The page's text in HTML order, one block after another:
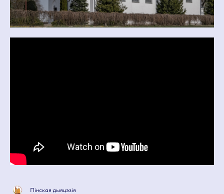
Пінская дыяцэзія